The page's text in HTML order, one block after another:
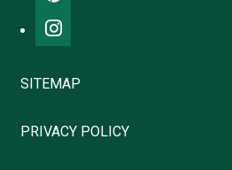
SITEMAP
PRIVACY POLICY